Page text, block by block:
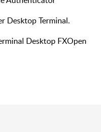
Desktop Terminal.
Desktop FXOpen